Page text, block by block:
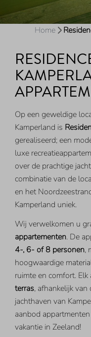
Home
Op een geweldige
Kamperland is
gerealiseerd; een
luxe
over de prachtige
combinatie van de
en het
Kamperland uniek.
Wij verwelkomen u
appartementen. De
4-, 6- of 8 personen,
hoogwaardige
ruimte en comfort.
terras, afhankelijk
jachthaven van
aanbod
vakantie in Zeeland!